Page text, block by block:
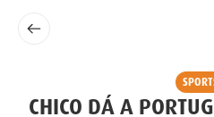
CHICO DÁ A